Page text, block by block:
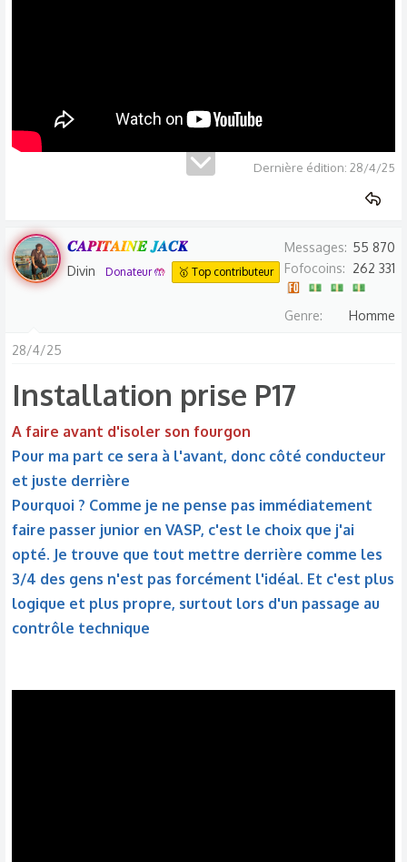
Dernière édition: 28/4/25
𝑪𝑨𝑷𝑰𝑻𝑨𝑰𝑵𝑬 𝑱𝑨𝑪𝑲
Divin Donateur 🤲 🥇 Top contributeur
Messages
55 870
Fofocoins
262 331
Genre Homme
28/4/25
Installation prise P17​
A faire avant d'isoler son fourgon
Pour ma part ce sera à l'avant, donc côté conducteur
et juste derrière
Pourquoi ? Comme je ne pense pas immédiatement
faire passer junior en VASP, c'est le choix que j'ai
opté. Je trouve que tout mettre derrière comme les
3/4 des gens n'est pas forcément l'idéal. Et c'est plus
logique et plus propre, surtout lors d'un passage au
contrôle technique